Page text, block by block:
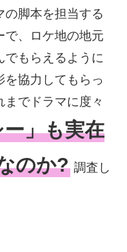
の脚本を担当する
で、ロケ地の地元
でもらえるように
を協力してもらっ
でドラマに度々
」も実在
のか?調査し